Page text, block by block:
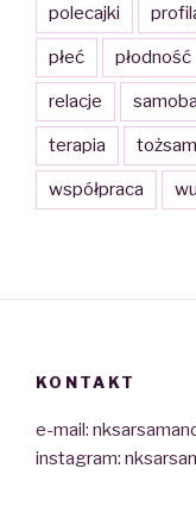
polecajki
płeć płodność
relacje
terapia
współpraca
KONTAKT
e-mail:
instagram: